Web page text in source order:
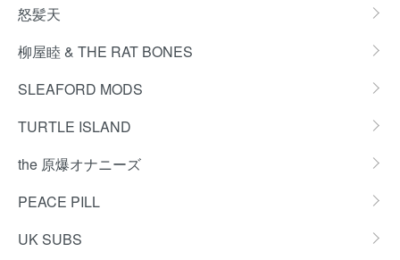
怒髪天
柳屋睦 & THE RAT BONES
SLEAFORD MODS
TURTLE ISLAND
the 原爆オナニーズ
PEACE PILL
UK SUBS